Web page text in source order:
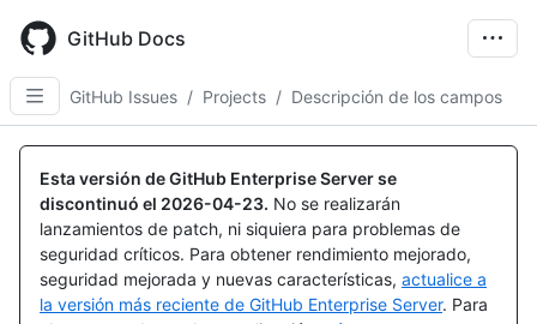
main
content
GitHub Docs
GitHub Issues / Projects / Descripción de los campos
Esta versión de GitHub Enterprise Server se
discontinuó el 2026-04-23. No se realizarán
lanzamientos de patch, ni siquiera para problemas de
seguridad críticos. Para obtener rendimiento mejorado,
seguridad mejorada y nuevas características, actualice a
la versión más reciente de GitHub Enterprise Server. Para